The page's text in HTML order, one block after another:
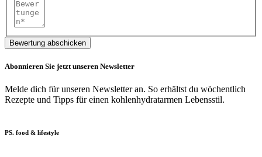
Bewertung abschicken
Abonnieren Sie jetzt unseren Newsletter
Melde dich für unseren Newsletter an. So erhältst du wöchentlich
Rezepte und Tipps für einen kohlenhydratarmen Lebensstil.
PS. food & lifestyle